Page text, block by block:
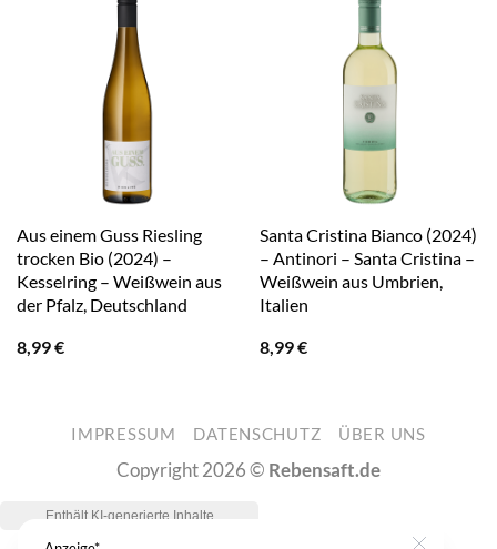
Aus einem Guss Riesling
trocken Bio (2024) –
Kesselring – Weißwein aus
der Pfalz, Deutschland
8,99€
Santa Cristina Bianco (2024)
– Antinori – Santa Cristina –
Weißwein aus Umbrien,
Italien
8,99€
IMPRESSUM DATENSCHUTZ ÜBER UNS
Copyright 2026 © Rebensaft.de